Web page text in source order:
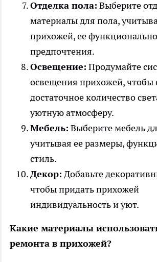
Отделка пола: Выберите
материалы для пола,
прихожей, ее
предпочтения.
Освещение: Продумайте
освещения прихожей, чтобы
достаточное количество
уютную атмосферу.
Мебель: Выберите мебель
учитывая ее размеры,
стиль.
Декор: Добавьте
чтобы придать прихожей
индивидуальность и уют.
Какие материалы
ремонта в прихожей?